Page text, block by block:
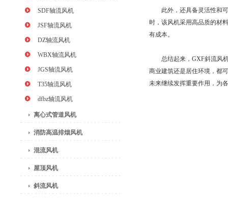
SDF轴流风机
JSF轴流风机
DZ轴流风机
WBX轴流风机
JGS轴流风机
T35轴流风机
dfbz轴流风机
离心式管道风机
消防高温排烟风机
混流风机
屋顶风机
斜流风机
此外，还具备灵活性和可
时，该风机采用高品质的材
有成本。
总结起来，GXF斜流风机
商业建筑还是居住环境，都
未来继续发挥重要作用，为